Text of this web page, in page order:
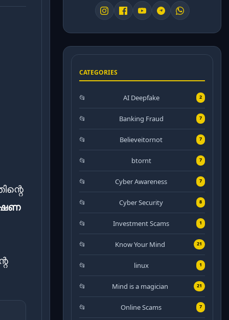
CATEGORIES
AI Deepfake 2
Banking Fraud 7
Believeitornot 7
btornt 7
Cyber Awareness 7
Cyber Security 8
Investment Scams 1
Know Your Mind 21
linux 1
Mind is a magician 21
Online Scams 7